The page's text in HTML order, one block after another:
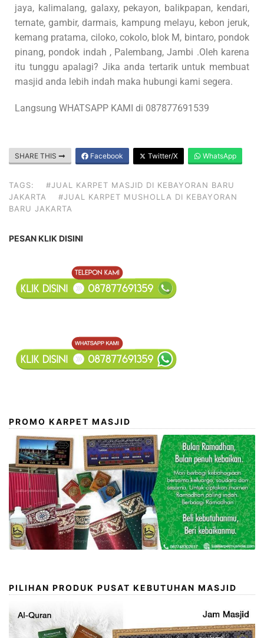
jaya, kalimalang, galaxy, pekayon, balikpapan, kendari,
ternate, gambir, darmais, kampung melayu, kebon jeruk,
kemang pratama, ciloko, cokolo, blok M, bintaro, pondok
pinang, pondok indah , Palembang, Jambi .Oleh karena
itu tunggu apalagi? Jika anda tertarik untuk membuat
masjid anda lebih indah maka hubungi kami segera.
Langsung WHATSAPP KAMI di 087877691539
SHARE THIS Facebook Twitter/X WhatsApp
TAGS:
#JUAL KARPET MASJID DI KEBAYORAN BARU
JAKARTA
#JUAL KARPET MUSHOLLA DI KEBAYORAN
BARU JAKARTA
PESAN KLIK DISINI
PROMO KARPET MASJID
PILIHAN PRODUK PUSAT KEBUTUHAN MASJID